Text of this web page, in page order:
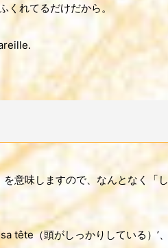
くれてるだけだから。
を意味しますので、なんとなく
tête（頭がしっかりしている）’